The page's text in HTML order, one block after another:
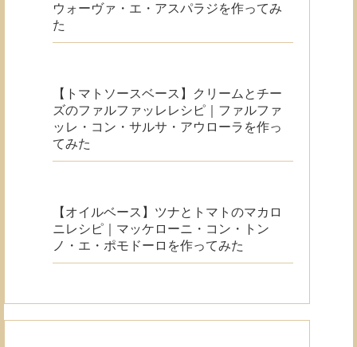
ウォーヴァ・エ・アスパラジを作ってみ
た
【トマトソースベース】クリームとチー
ズのファルファッレレシピ｜ファルファ
ッレ・コン・サルサ・アウローラを作っ
てみた
【オイルベース】ツナとトマトのマカロ
ニレシピ｜マッケローニ・コン・トン
ノ・エ・ポモドーロを作ってみた